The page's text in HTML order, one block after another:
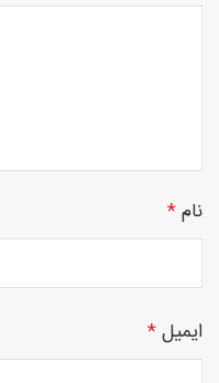
های
چوبی
نام*
ایمیل*